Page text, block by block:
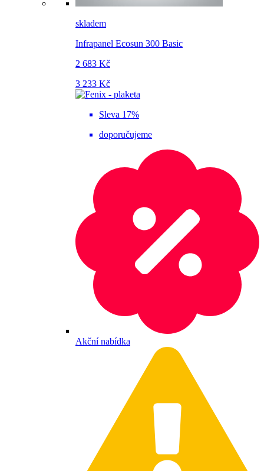
skladem
Infrapanel Ecosun 300 Basic
2 683 Kč
3 233 Kč
Sleva 17%
doporučujeme
Akční nabídka